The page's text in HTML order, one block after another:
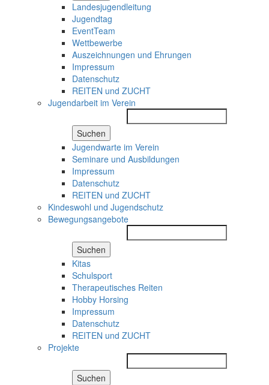
Landesjugendleitung
Jugendtag
EventTeam
Wettbewerbe
Auszeichnungen und Ehrungen
Impressum
Datenschutz
REITEN und ZUCHT
Jugendarbeit im Verein
Suchen
Jugendwarte im Verein
Seminare und Ausbildungen
Impressum
Datenschutz
REITEN und ZUCHT
Kindeswohl und Jugendschutz
Bewegungsangebote
Suchen
Kitas
Schulsport
Therapeutisches Reiten
Hobby Horsing
Impressum
Datenschutz
REITEN und ZUCHT
Projekte
Suchen